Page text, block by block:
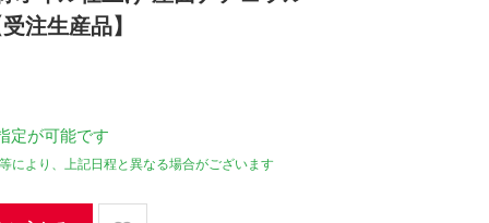
注生産品】
定が可能です
により、上記日程と異なる場合がございます